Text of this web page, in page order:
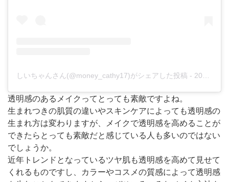
しいちゃんさん(@money_cathy17)がシェアした投稿 - 2019年 6月月5日午後9時47分PDT
透明感のあるメイクってとっても素敵ですよね。
生まれつきの肌質の違いやスキンケアによっても透明感の
生まれ方は変わりますが、メイクで透明感を高めることが
できたらとっても素敵だと感じている人も多いのではない
でしょうか。
近年トレンドとなっているツヤ肌も透明感を高めて見せて
くれるものですし、カラーやコスメの質感によって透明感